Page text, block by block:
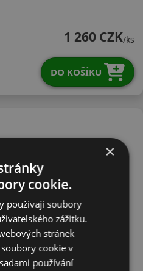
1 260 CZK/ks
DO KOŠÍKU
×
cookie.
používají soubory
zážitku.
stránek
cookie v
používání